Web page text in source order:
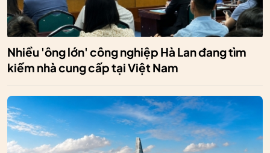
Nhiều 'ông lớn' công nghiệp Hà Lan đang tìm
kiếm nhà cung cấp tại Việt Nam